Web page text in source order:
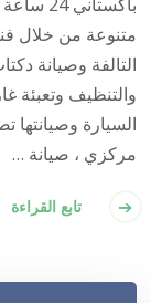
متنوعة من خلال
التالفة وصيانة
والتنظيف وتعبئة
السيارة
مركزي ، صيانة …
تابع القراءة